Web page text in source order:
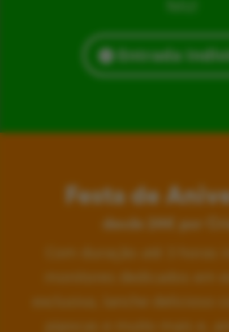
Entrada
Festa de
desde 24€ por